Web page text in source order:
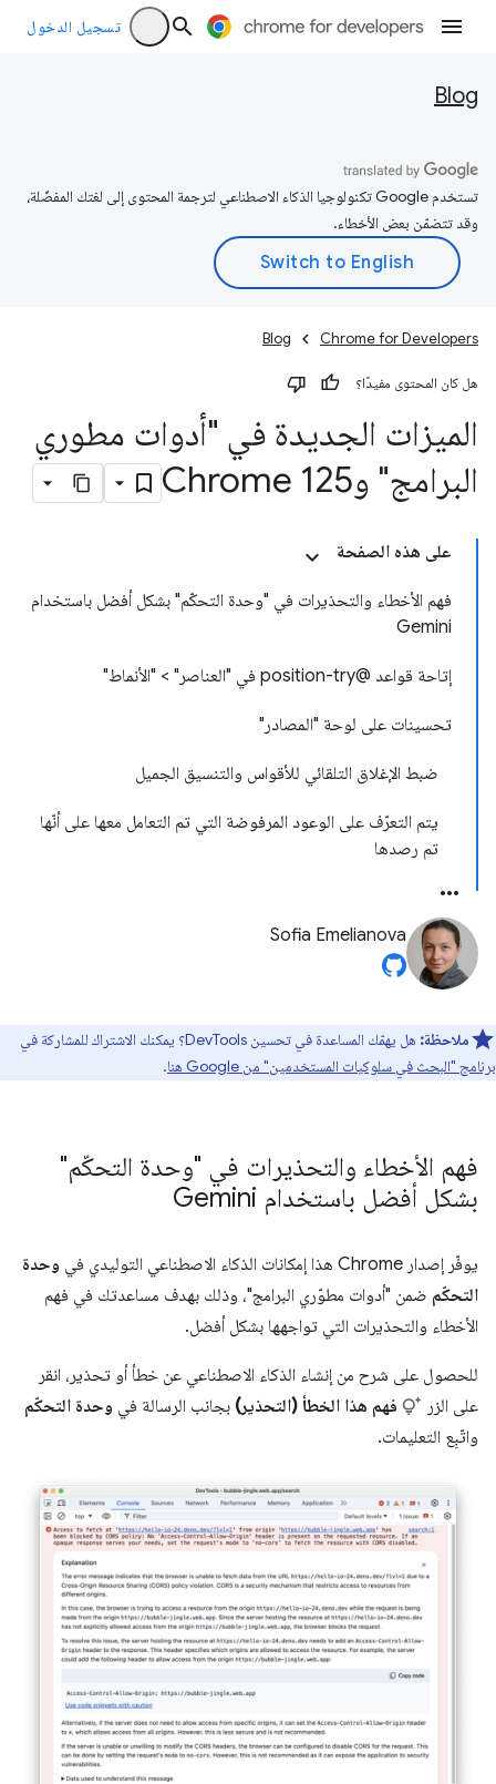
تسجيل الدخول
Blog
تستخدم Google تكنولوجيا الذكاء الاصطناعي لترجمة المحتوى إلى لغتك المفضّلة،
وقد تتضمّن بعض الأخطاء.
Chrome for Developers
Blog
هل كان المحتوى مفيدًا؟
الميزات الجديدة في "أدوات مطوري
البرامج" وChrome 125
على هذه الصفحة
فهم الأخطاء والتحذيرات في "وحدة التحكّم" بشكل أفضل باستخدام
Gemini
إتاحة قواعد @position-try في "العناصر" > "الأنماط"
تحسينات على لوحة "المصادر"
ضبط الإغلاق التلقائي للأقواس والتنسيق الجميل
يتم التعرّف على الوعود المرفوضة التي تم التعامل معها على أنّها
تم رصدها
Sofia Emelianova
ملاحظة: هل يهمّك المساعدة في تحسين DevTools؟ يمكنك الاشتراك للمشاركة في
برنامج "البحث في سلوكيات المستخدمين" من Google هنا
.
فهم الأخطاء والتحذيرات في "وحدة التحكّم"
بشكل أفضل باستخدام Gemini
يوفّر إصدار Chrome هذا إمكانات الذكاء الاصطناعي التوليدي في
وحدة
التحكّم ضمن "أدوات مطوّري البرامج"، وذلك بهدف مساعدتك في فهم
الأخطاء والتحذيرات التي تواجهها بشكل أفضل.
للحصول على شرح من إنشاء الذكاء الاصطناعي عن خطأ أو تحذير، انقر
على الزر
فهم هذا الخطأ (التحذير) بجانب الرسالة في وحدة التحكّم
واتّبِع التعليمات.